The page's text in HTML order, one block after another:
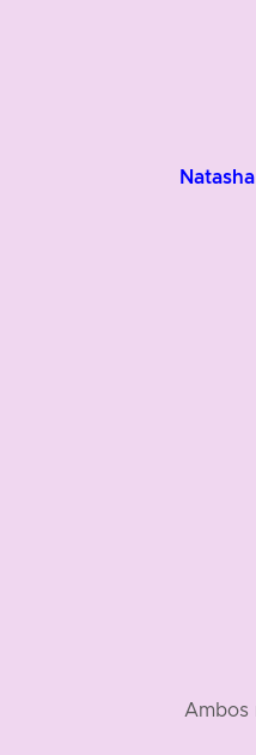
Ambos